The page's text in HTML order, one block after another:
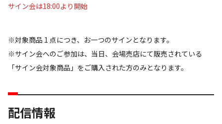
サイン会は18:00より開始
※対象商品 1 点につき、お一つのサインとなります。
※サイン会へのご参加は、当日、会場売店にて販売されている
「サイン会対象商品」をご購入された方のみとなります。
配信情報